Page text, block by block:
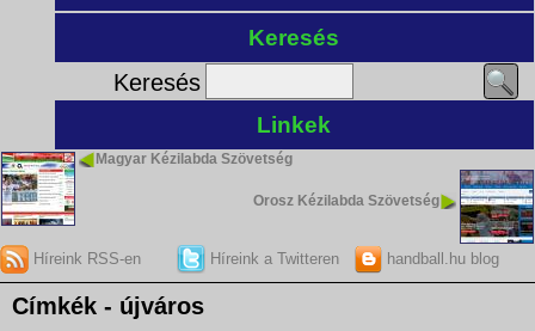
Keresés
Keresés
Linkek
Magyar Kézilabda Szövetség
Orosz Kézilabda Szövetség
Híreink RSS-en Híreink a Twitteren handball.hu blog
Címkék - újváros